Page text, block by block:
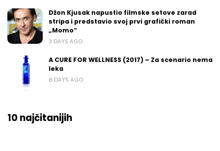
Džon Kjusak napustio filmske setove zarad
stripa i predstavio svoj prvi grafički roman
„Momo“
3 DAYS AGO
A CURE FOR WELLNESS (2017) – Za scenario nema
leka
8 DAYS AGO
10 najčitanijih